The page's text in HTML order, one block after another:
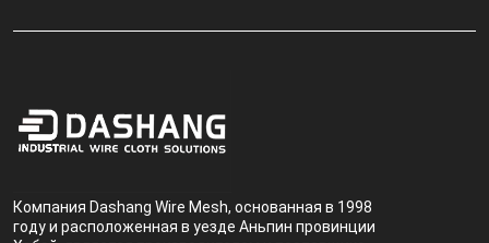
Компания Dashang Wire Mesh, основанная в 1998
году и расположенная в уезде Аньпин провинции